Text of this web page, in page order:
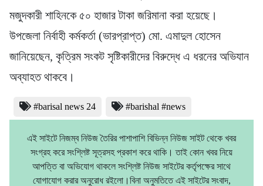
মজুদকারী শাহিনকে ৫০ হাজার টাকা জরিমানা করা হয়েছে।
উপজেলা নির্বাহী কর্মকর্তা (ভারপ্রাপ্ত) মো. এমাদুল হোসেন
জানিয়েছেন, কৃত্রিম সংকট সৃষ্টিকারীদের বিরুদ্ধে এ ধরনের অভিযান
অব্যাহত থাকবে।
#barisal news 24 #barishal #news
এই সাইটে নিজম্ব নিউজ তৈরির পাশাপাশি বিভিন্ন নিউজ সাইট থেকে খবর
সংগ্রহ করে সংশ্লিষ্ট সূত্রসহ প্রকাশ করে থাকি। তাই কোন খবর নিয়ে
আপত্তি বা অভিযোগ থাকলে সংশ্লিষ্ট নিউজ সাইটের কর্তৃপক্ষের সাথে
যোগাযোগ করার অনুরোধ রইলো।বিনা অনুমতিতে এই সাইটের সংবাদ,